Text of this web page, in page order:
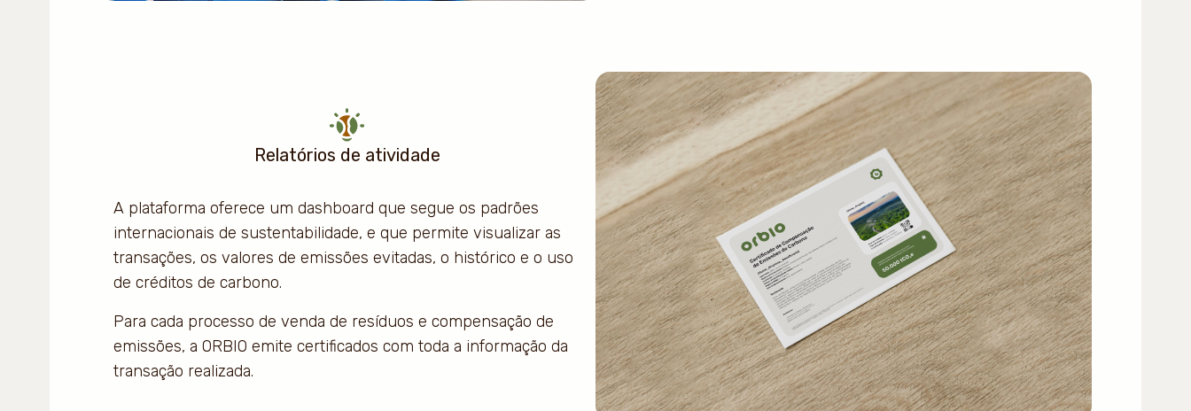
Relatórios de atividade
A plataforma oferece um dashboard que segue os padrões
internacionais de sustentabilidade, e que permite visualizar as
transações, os valores de emissões evitadas, o histórico e o uso
de créditos de carbono.
Para cada processo de venda de resíduos e compensação de
emissões, a ORBIO emite certificados com toda a informação da
transação realizada.